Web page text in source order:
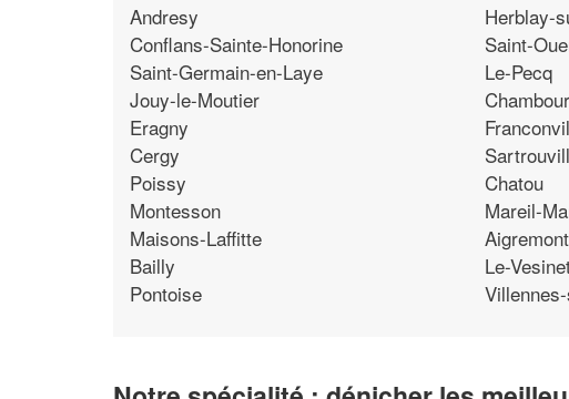
Andresy
Conflans-Sainte-Honorine
Saint-Germain-en-Laye
Jouy-le-Moutier
Eragny
Cergy
Poissy
Montesson
Maisons-Laffitte
Bailly
Pontoise
Herblay-
Saint-
Le-Pecq
Chatou
Mareil-
Aigremont
Le-